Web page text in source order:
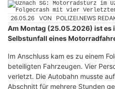
26.05.26 VON POLIZEI.NEWS
Am Montag (25.05.2026) ist es
Selbstunfall eines
Im Anschluss kam es zu einem
beteiligten Fahrzeugen. Vier
verletzt. Die Autobahn musste
Abschnitt für mehrere Stunden